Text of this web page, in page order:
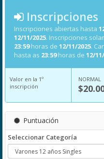
Inscripciones
Inscripciones abiertas hasta
12/11/2025. Inscripciones
23:59horas de 12/11/2025.
hasta as 23:59horas de 12/
Valor en la 1º
inscripción
NORMAL
Puntuación
Seleccionar Categoría